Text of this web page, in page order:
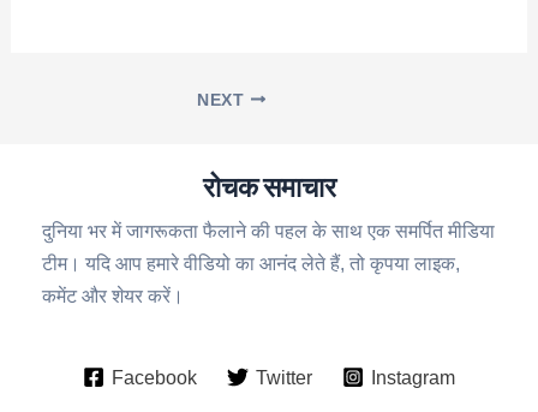
NEXT
रोचक समाचार
दुनिया भर में जागरूकता फैलाने की पहल के साथ एक समर्पित मीडिया
टीम। यदि आप हमारे वीडियो का आनंद लेते हैं, तो कृपया लाइक,
कमेंट और शेयर करें।
Facebook Twitter Instagram